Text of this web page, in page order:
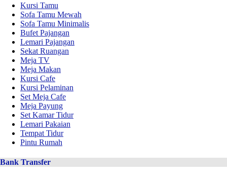
Kursi Tamu
Sofa Tamu Mewah
Sofa Tamu Minimalis
Bufet Pajangan
Lemari Pajangan
Sekat Ruangan
Meja TV
Meja Makan
Kursi Cafe
Kursi Pelaminan
Set Meja Cafe
Meja Payung
Set Kamar Tidur
Lemari Pakaian
Tempat Tidur
Pintu Rumah
Bank Transfer